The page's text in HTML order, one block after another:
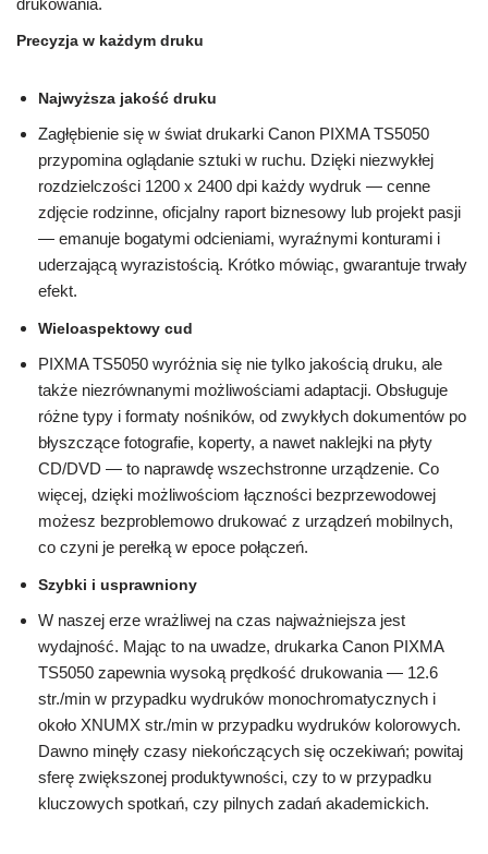
drukowania.
Precyzja w każdym druku
Najwyższa jakość druku
Zagłębienie się w świat drukarki Canon PIXMA TS5050
przypomina oglądanie sztuki w ruchu. Dzięki niezwykłej
rozdzielczości 1200 x 2400 dpi każdy wydruk — cenne
zdjęcie rodzinne, oficjalny raport biznesowy lub projekt pasji
— emanuje bogatymi odcieniami, wyraźnymi konturami i
uderzającą wyrazistością. Krótko mówiąc, gwarantuje trwały
efekt.
Wieloaspektowy cud
PIXMA TS5050 wyróżnia się nie tylko jakością druku, ale
także niezrównanymi możliwościami adaptacji. Obsługuje
różne typy i formaty nośników, od zwykłych dokumentów po
błyszczące fotografie, koperty, a nawet naklejki na płyty
CD/DVD — to naprawdę wszechstronne urządzenie. Co
więcej, dzięki możliwościom łączności bezprzewodowej
możesz bezproblemowo drukować z urządzeń mobilnych,
co czyni je perełką w epoce połączeń.
Szybki i usprawniony
W naszej erze wrażliwej na czas najważniejsza jest
wydajność. Mając to na uwadze, drukarka Canon PIXMA
TS5050 zapewnia wysoką prędkość drukowania — 12.6
str./min w przypadku wydruków monochromatycznych i
około XNUMX str./min w przypadku wydruków kolorowych.
Dawno minęły czasy niekończących się oczekiwań; powitaj
sferę zwiększonej produktywności, czy to w przypadku
kluczowych spotkań, czy pilnych zadań akademickich.